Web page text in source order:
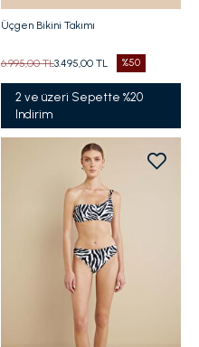
Üçgen Bikini Takımı
6.995,00 TL3.495,00 TL %50
2 ve üzeri Sepette %20
Indirim